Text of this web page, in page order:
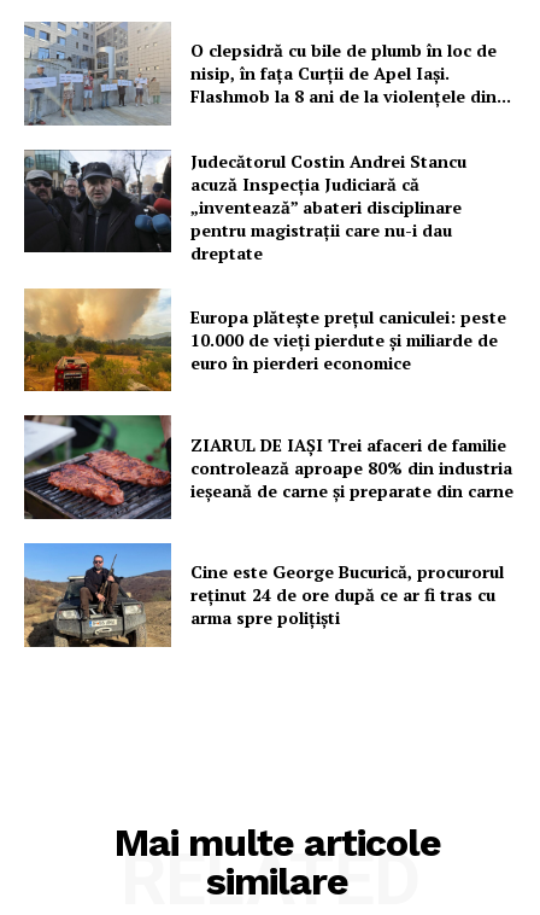
O clepsidră cu bile de plumb în loc de
nisip, în fața Curții de Apel Iași.
Flashmob la 8 ani de la violențele din...
Judecătorul Costin Andrei Stancu
acuză Inspecția Judiciară că
„inventează” abateri disciplinare
pentru magistrații care nu-i dau
dreptate
Europa plătește prețul caniculei: peste
10.000 de vieți pierdute și miliarde de
euro în pierderi economice
ZIARUL DE IAȘI Trei afaceri de familie
controlează aproape 80% din industria
ieșeană de carne și preparate din carne
Cine este George Bucurică, procurorul
reținut 24 de ore după ce ar fi tras cu
arma spre polițiști
Mai multe articole
similare
RELATED